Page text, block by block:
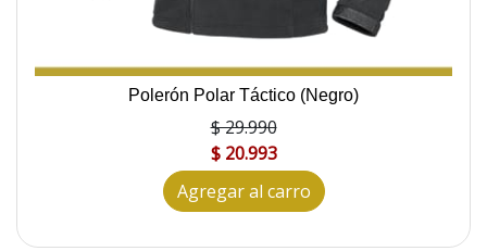
Polerón Polar Táctico (Negro)
$ 29.990
$ 20.993
Agregar al carro